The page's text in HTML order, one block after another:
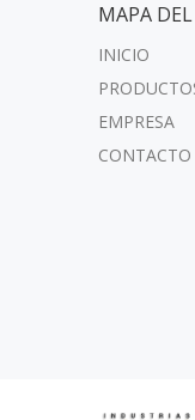
MAPA
INICIO
EMPRESA
CONTACTO